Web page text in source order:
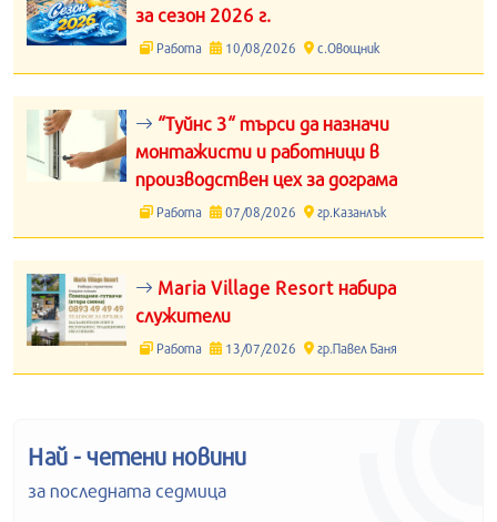
за сезон 2026 г.
Работа 10/08/2026 с.Овощник
“Туйнс 3“ търси да назначи
монтажисти и работници в
производствен цех за дограма
Работа 07/08/2026 гр.Казанлък
Maria Village Resort набира
служители
Работа 13/07/2026 гр.Павел Баня
Най - четени новини
за последната седмица